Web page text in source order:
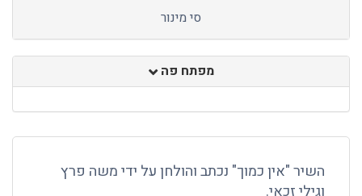
סי מינור
מפתח פה
השיר "אין כמוך" נכתב והולחן על ידי משה פרץ
וגילי זכאי.